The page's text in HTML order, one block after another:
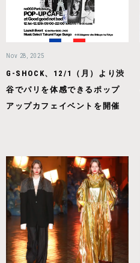
Nov 28, 2025
G-SHOCK、12/1（月）より渋
谷でパリを体感できるポップ
アップカフェイベントを開催